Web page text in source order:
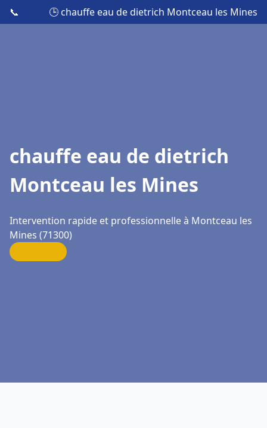
📞 🕒 chauffe eau de dietrich Montceau les Mines
chauffe eau de dietrich
Montceau les Mines
Intervention rapide et professionnelle à Montceau les
Mines (71300)